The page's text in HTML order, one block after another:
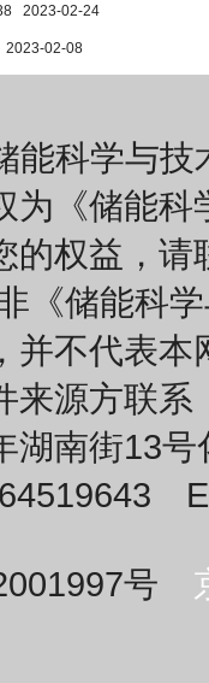
2023-02-24
2023-02-08
能科学与
为《储能
的权益，请
《储能科
并不代表
来源方联
湖南街13
号